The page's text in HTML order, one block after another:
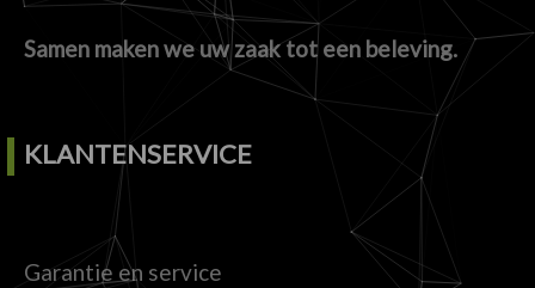
Samen maken we uw zaak tot een beleving.
KLANTENSERVICE
Garantie en service